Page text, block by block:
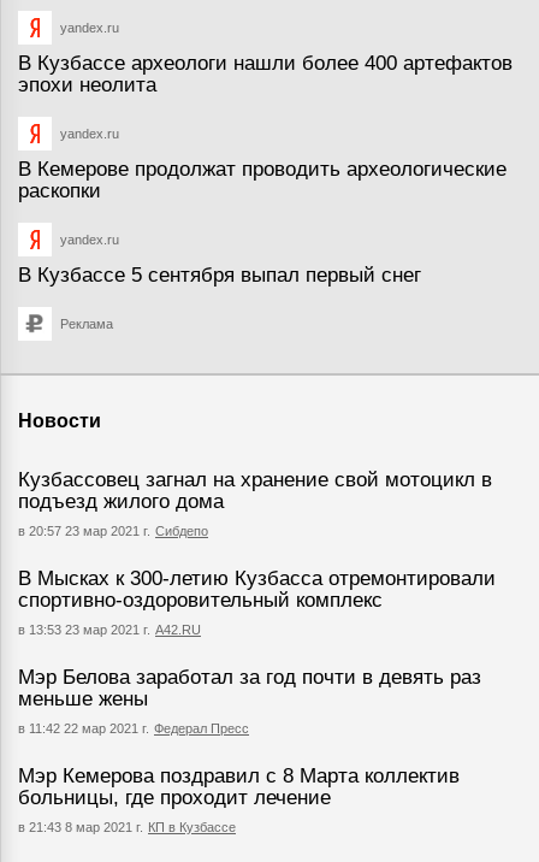
yandex.ru
В Кузбассе археологи нашли более 400 артефактов
эпохи неолита
yandex.ru
В Кемерове продолжат проводить археологические
раскопки
yandex.ru
В Кузбассе 5 сентября выпал первый снег
Реклама
Новости
Кузбассовец загнал на хранение свой мотоцикл в
подъезд жилого дома
в 20:57 23 мар 2021 г. Сибдепо
В Мысках к 300-летию Кузбасса отремонтировали
спортивно-оздоровительный комплекс
в 13:53 23 мар 2021 г. А42.RU
Мэр Белова заработал за год почти в девять раз
меньше жены
в 11:42 22 мар 2021 г. Федерал Пресс
Мэр Кемерова поздравил с 8 Марта коллектив
больницы, где проходит лечение
в 21:43 8 мар 2021 г. КП в Кузбассе